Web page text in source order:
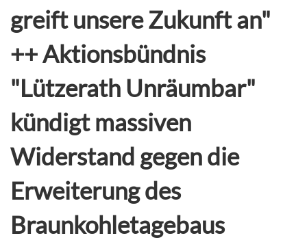
greift unsere Zukunft an"
++ Aktionsbündnis
"Lützerath Unräumbar"
kündigt massiven
Widerstand gegen die
Erweiterung des
Braunkohletagebaus